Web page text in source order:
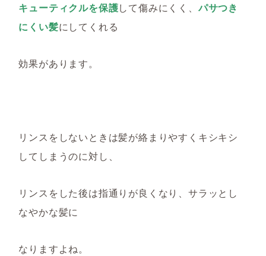
キューティクルを保護して傷みにくく、パサつき
にくい髪にしてくれる
効果があります。
リンスをしないときは髪が絡まりやすくキシキシ
してしまうのに対し、
リンスをした後は指通りが良くなり、サラッとし
なやかな髪に
なりますよね。